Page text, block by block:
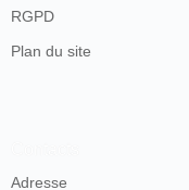
RGPD
Plan du site
Adresse